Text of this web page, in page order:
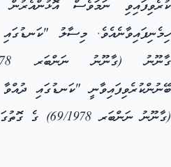
ކުރެވިފައިވި ނަމަވެސް އޮޅުންއެރުން
ހިމެނިފައިވާނެއެވެ. މިސާލު
ބޭނުންކުރެވިފައިވާނީ "ކަނޑުގައި
(ގާނޫނު ނަންބަރ 69/1978) ގެ ގޮތުގައެވެ.